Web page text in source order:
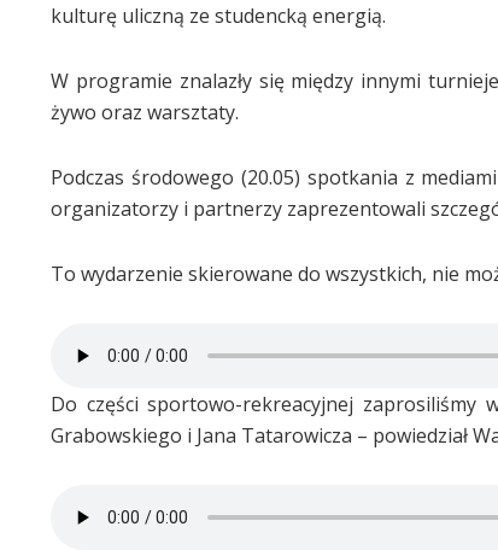
kulturę uliczną ze studencką energią.
W programie znalazły się między innymi
żywo oraz warsztaty.
Podczas środowego (20.05) spotkania z
organizatorzy i partnerzy zaprezentowali
To wydarzenie skierowane do wszystkich, nie
Do części sportowo-rekreacyjnej zaprosiliśmy
Grabowskiego i Jana Tatarowicza – powiedział